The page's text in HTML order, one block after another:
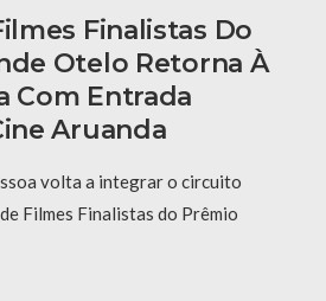
Finalistas Do
Otelo Retorna À
Com Entrada
Aruanda
volta a integrar o circuito
Filmes Finalistas do Prêmio